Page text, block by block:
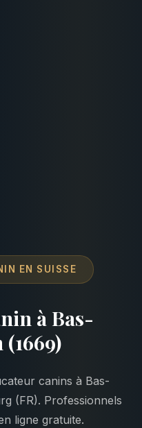
EN SUISSE
à Bas-
canins à Bas-
(FR). Professionnels
ligne gratuite.